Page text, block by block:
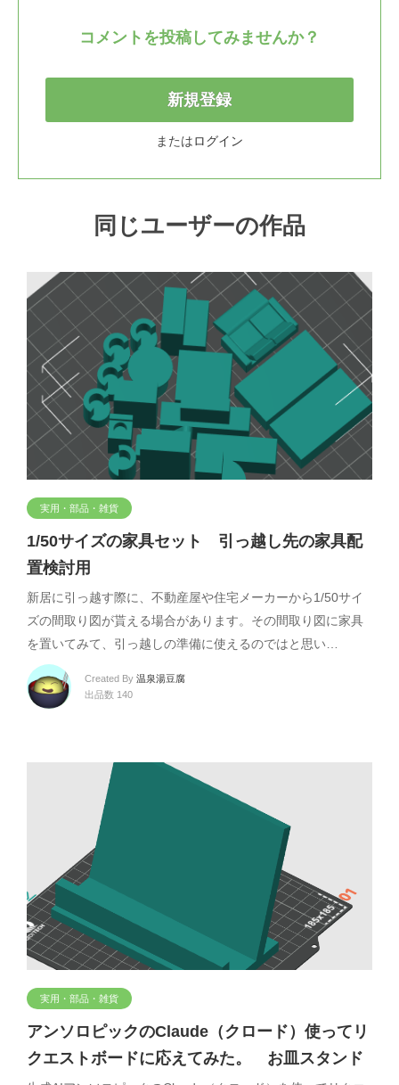
コメントを投稿してみませんか？
新規登録
またはログイン
同じユーザーの作品
実用・部品・雑貨
1/50サイズの家具セット 引っ越し先の家具配
置検討用
新居に引っ越す際に、不動産屋や住宅メーカーから1/50サイ
ズの間取り図が貰える場合があります。その間取り図に家具
を置いてみて、引っ越しの準備に使えるのではと思い…
Created By 温泉湯豆腐
出品数 140
実用・部品・雑貨
アンソロピックのClaude（クロード）使ってリ
クエストボードに応えてみた。 お皿スタンド